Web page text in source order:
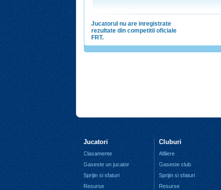
Jucatorul nu are inregistrate
rezultate din competitii oficiale
FRT.
Jucatori
Clasamente
Gaseste un jucator
Sprijin si sfaturi
Resurse
Cluburi
Afiliere
Gaseste club
Sprijin si sfaturi
Resurse